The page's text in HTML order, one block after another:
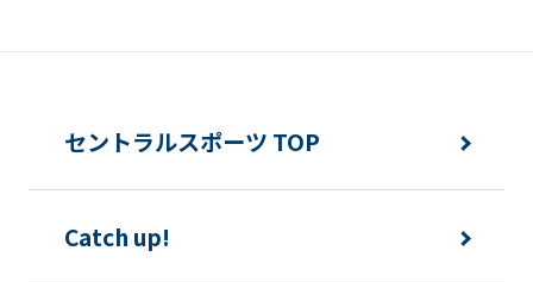
セントラルスポーツ TOP
Catch up!